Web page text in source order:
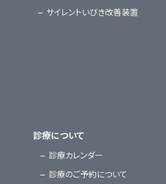
サイレントいびき改善装置
診療について
診療カレンダー
診療のご予約について